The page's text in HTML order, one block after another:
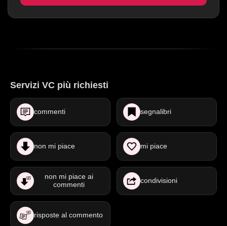
Servizi VC più richiesti
commenti segnalibri
non mi piace mi piace
non mi piace ai
commenti
condivisioni
risposte al commento